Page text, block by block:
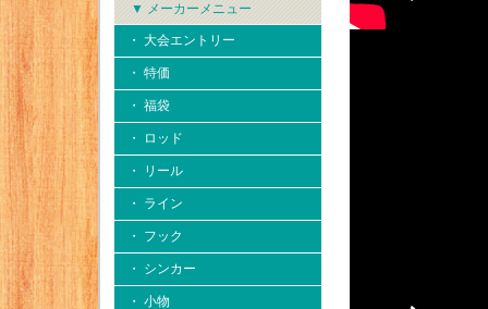
▼ メーカーメニュー
・ 大会エントリー
・ 特価
・ 福袋
・ ロッド
・ リール
・ ライン
・ フック
・ シンカー
・ 小物